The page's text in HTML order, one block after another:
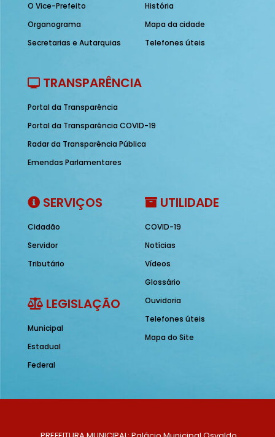
O Vice-Prefeito
Organograma
Secretarias e Autarquias
História
Mapa da cidade
Telefones úteis
TRANSPARÊNCIA
Portal da Transparência
Portal da Transparência COVID-19
Radar da Transparência Pública
Emendas Parlamentares
SERVIÇOS
Cidadão
Servidor
Tributário
LEGISLAÇÃO
Municipal
Estadual
Federal
UTILIDADE
COVID-19
Notícias
Vídeos
Glossário
Ouvidoria
Telefones úteis
Mapa do Site